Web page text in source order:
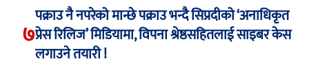
७
पक्राउ नै नपरेको मान्छे पक्राउ भन्दै सिप्रदीको ‘अनाधिकृत
प्रेस रिलिज’ मिडियामा, विपना श्रेष्ठसहितलाई साइबर केस
लगाउने तयारी !